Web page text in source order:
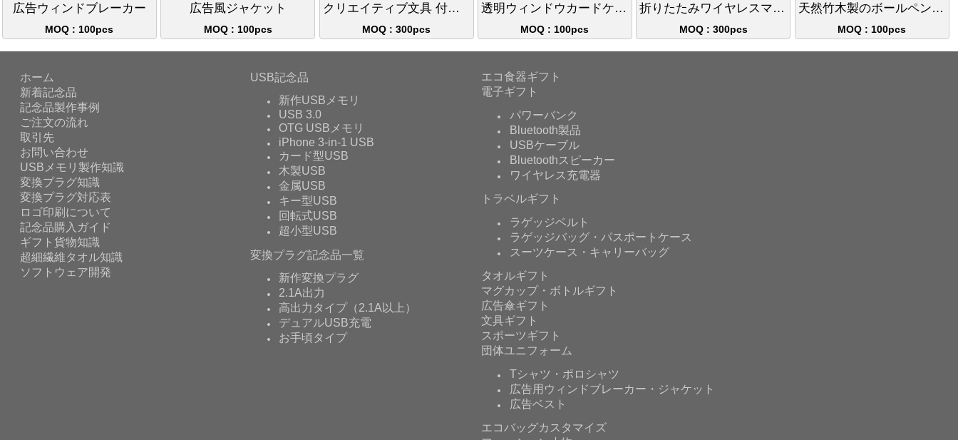
広告ウィンドブレーカー
MOQ : 100pcs
広告風ジャケット
MOQ : 100pcs
クリエイティブ文具 付箋付き2色ボールペン
MOQ : 300pcs
透明ウィンドウカードケース 耐摩耗・耐傷大容量IDカードホルダー
MOQ : 100pcs
折りたたみワイヤレスマウス
MOQ : 300pcs
天然竹木製のボールペン、エコデザインで商標印刷可能。
MOQ : 100pcs
ホーム
新着記念品
記念品製作事例
ご注文の流れ
取引先
お問い合わせ
USBメモリ製作知識
変換プラグ知識
変換プラグ対応表
ロゴ印刷について
記念品購入ガイド
ギフト貨物知識
超細繊維タオル知識
ソフトウェア開発
USB記念品
新作USBメモリ
USB 3.0
OTG USBメモリ
iPhone 3-in-1 USB
カード型USB
木製USB
金属USB
キー型USB
回転式USB
超小型USB
変換プラグ記念品一覧
新作変換プラグ
2.1A出力
高出力タイプ（2.1A以上）
デュアルUSB充電
お手頃タイプ
エコ食器ギフト
電子ギフト
パワーバンク
Bluetooth製品
USBケーブル
Bluetoothスピーカー
ワイヤレス充電器
トラベルギフト
ラゲッジベルト
ラゲッジバッグ・パスポートケース
スーツケース・キャリーバッグ
タオルギフト
マグカップ・ボトルギフト
広告傘ギフト
文具ギフト
スポーツギフト
団体ユニフォーム
Tシャツ・ポロシャツ
広告用ウィンドブレーカー・ジャケット
広告ベスト
エコバッグカスタマイズ